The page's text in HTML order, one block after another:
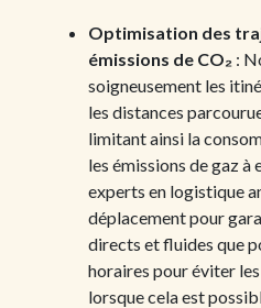
Optimisation des
émissions de CO₂ :
soigneusement les
les distances
limitant ainsi la
les émissions de gaz à
experts en logistique
déplacement pour
directs et fluides que
horaires pour éviter
lorsque cela est